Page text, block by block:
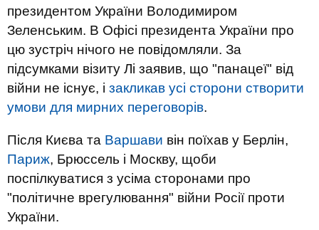
президентом України Володимиром
Зеленським. В Офісі президента України про
цю зустріч нічого не повідомляли. За
підсумками візиту Лі заявив, що "панацеї" від
війни не існує, і закликав усі сторони створити
умови для мирних переговорів.
Після Києва та Варшави він поїхав у Берлін,
Париж, Брюссель і Москву, щоби
поспілкуватися з усіма сторонами про
"політичне врегулювання" війни Росії проти
України.